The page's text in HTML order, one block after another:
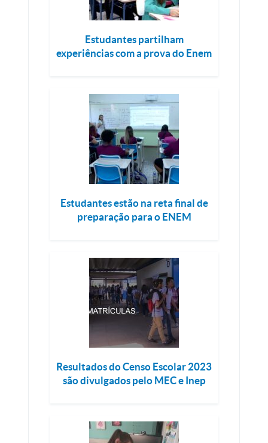
Estudantes partilham
experiências com a prova do Enem
Estudantes estão na reta final de
preparação para o ENEM
Resultados do Censo Escolar 2023
são divulgados pelo MEC e Inep